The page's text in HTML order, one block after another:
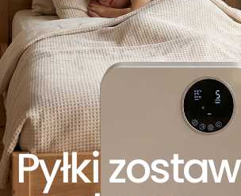
Pyłki zostaw